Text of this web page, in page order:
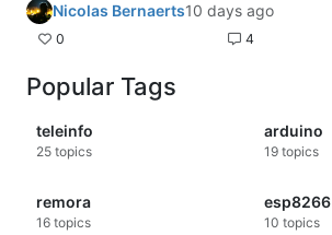
Nicolas Bernaerts10 days ago
0 4
Popular Tags
teleinfo
25 topics
arduino
19 topics
remora
16 topics
esp8266
10 topics